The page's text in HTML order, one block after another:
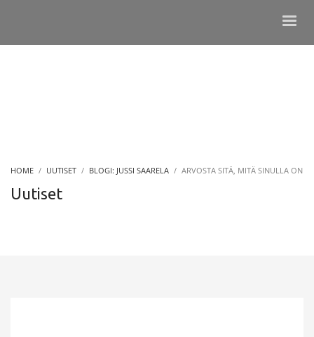
HOME UUTISET BLOGI: JUSSI SAARELA ARVOSTA SITÄ, MITÄ SINULLA ON
Uutiset